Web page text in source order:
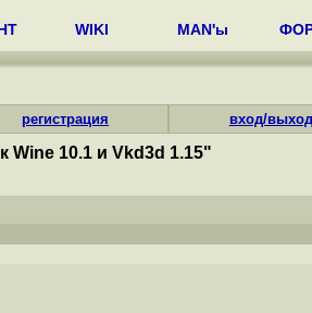
WIKI MAN'ы
регистрация вход/выход
Wine 10.1 и Vkd3d 1.15"